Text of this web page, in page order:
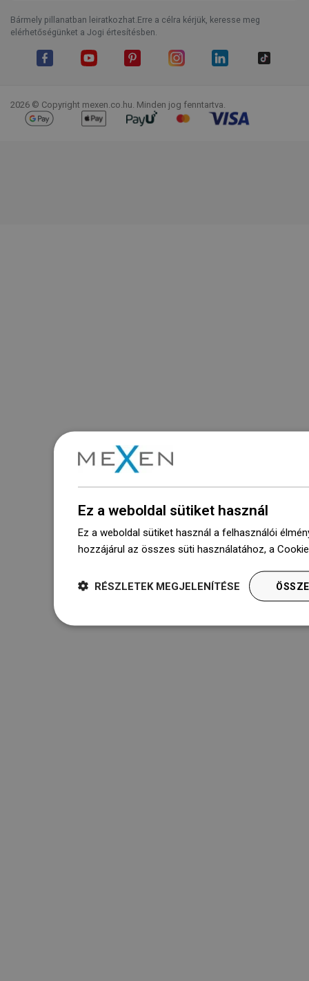
Bármely pillanatban leiratkozhat.Erre a célra kérjük, keresse meg
elérhetőségünket a Jogi értesítésben.
2026 © Copyright mexen.co.hu. Minden jog fenntartva.
Ez a weboldal sütiket használ
Ez a weboldal sütiket használ a felhasználói
hozzájárul az összes süti használatához, a
RÉSZLETEK MEGJELENÍTÉSE